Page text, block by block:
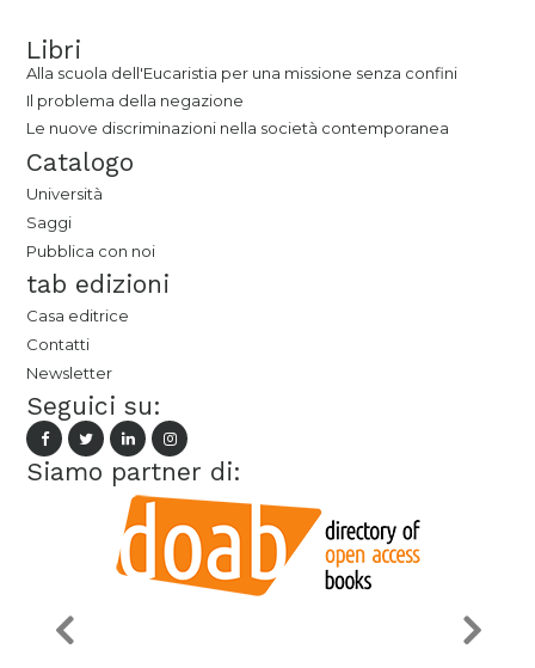
Libri
Alla scuola dell'Eucaristia per una missione senza confini
Il problema della negazione
Le nuove discriminazioni nella società contemporanea
Catalogo
Università
Saggi
Pubblica con noi
tab edizioni
Casa editrice
Contatti
Newsletter
Seguici su:
Siamo partner di: